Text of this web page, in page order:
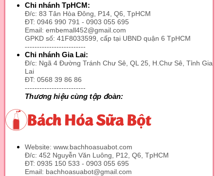
Chi nhánh TpHCM:
Đ/c: 83 Tân Hòa Đông, P14, Q6, TpHCM
ĐT: 0946 990 791 - 0903 055 695
Email: embemall452@gmail.com
GPKD số: 41F8033599, cấp tại UBND quận 6 TpHCM
-------------------------
Chi nhánh Gia Lai:
Đ/c: Ngã 4 Đường Tránh Chư Sê, QL 25, H.Chư Sê, Tỉnh Gia
Lai
ĐT: 0568 39 86 86
-------------------------
Thương hiệu cùng tập đoàn:
Website: www.bachhoasuabot.com
Đ/c: 452 Nguyễn Văn Luông, P12, Q6, TpHCM
ĐT: 0935 150 533 - 0903 055 695
Email: bachhoasuabot@gmail.com